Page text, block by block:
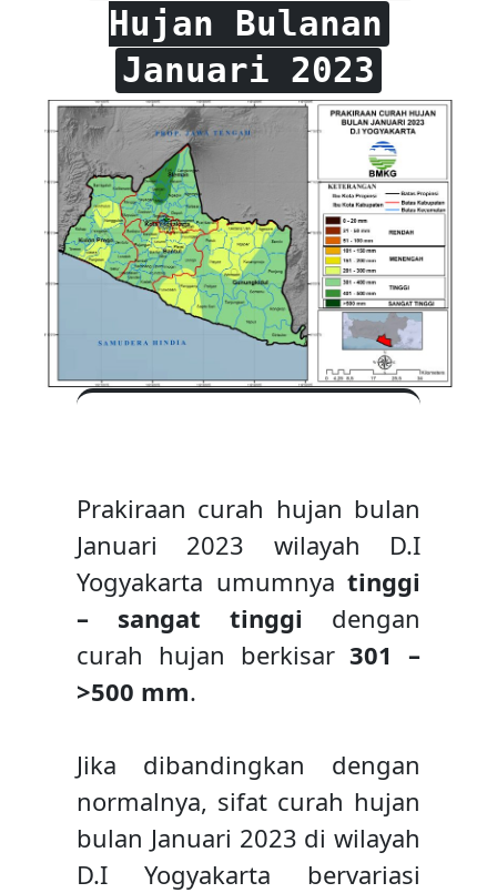
Hujan Bulanan
Januari 2023
Prakiraan curah hujan bulan
Januari 2023 wilayah D.I
Yogyakarta umumnya tinggi
– sangat tinggi dengan
curah hujan berkisar301 –
>500 mm.
Jika dibandingkan dengan
normalnya, sifat curah hujan
bulan Januari 2023 di wilayah
D.I Yogyakarta bervariasi